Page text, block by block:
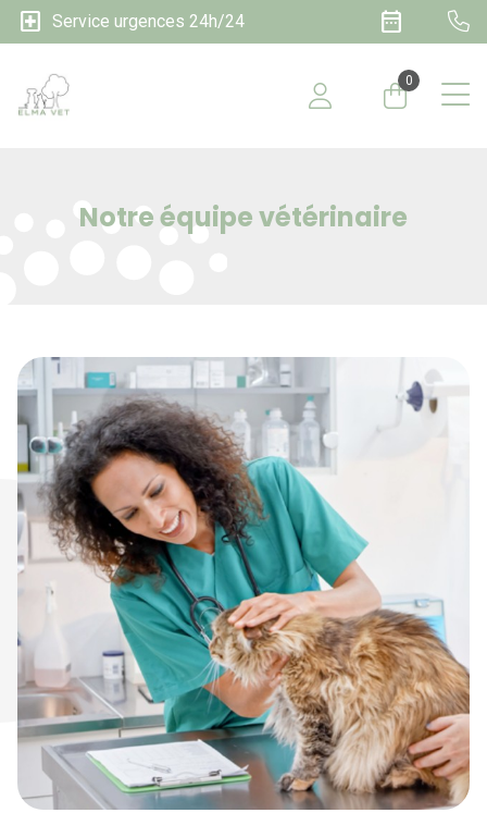
local_hospital Service urgences 24h/24 date_range
0
Notre équipe vétérinaire